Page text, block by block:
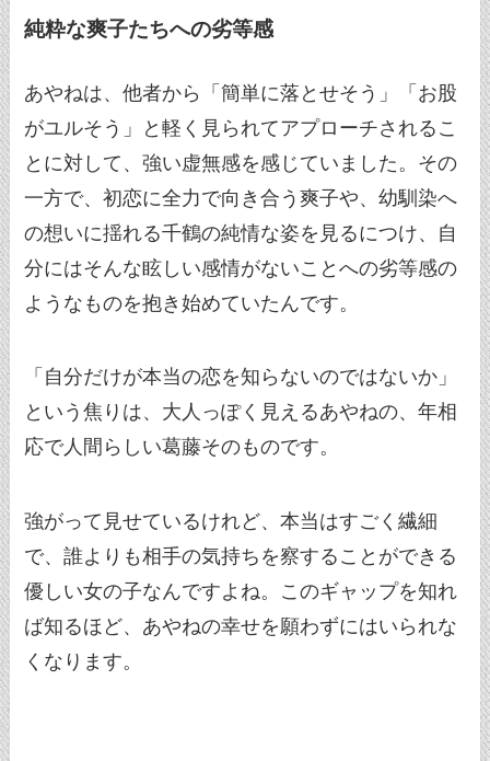
純粋な爽子たちへの劣等感
あやねは、他者から「簡単に落とせそう」「お股
がユルそう」と軽く見られてアプローチされるこ
とに対して、強い虚無感を感じていました。その
一方で、初恋に全力で向き合う爽子や、幼馴染へ
の想いに揺れる千鶴の純情な姿を見るにつけ、自
分にはそんな眩しい感情がないことへの劣等感の
ようなものを抱き始めていたんです。
「自分だけが本当の恋を知らないのではないか」
という焦りは、大人っぽく見えるあやねの、年相
応で人間らしい葛藤そのものです。
強がって見せているけれど、本当はすごく繊細
で、誰よりも相手の気持ちを察することができる
優しい女の子なんですよね。このギャップを知れ
ば知るほど、あやねの幸せを願わずにはいられな
くなります。